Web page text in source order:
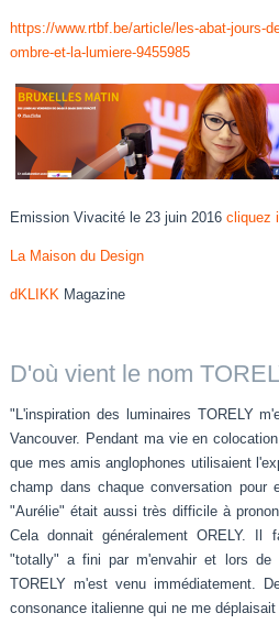
https://www.rtbf.be/article/les-abat-jours-
ombre-et-la-lumiere-9455985
Emission Vivacité le 23 juin 2016cliquez
La Maison du Design
dKLIKK Magazine
D'où vient le nom
"L'inspiration des luminaires TORELY
Vancouver. Pendant ma vie en
que mes amis anglophones utilisaient
champ dans chaque conversation pour
"Aurélie" était aussi très difficile à
Cela donnait généralement ORELY. Il
"totally" a fini par m'envahir et lors de
TORELY m'est venu immédiatement.
consonance italienne qui ne me déplaisait